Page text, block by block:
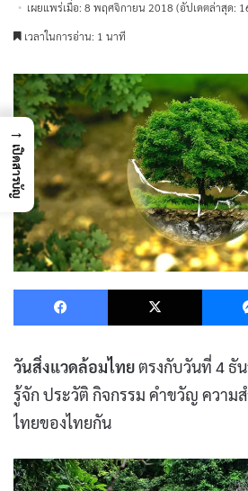
เผยแพร่เมื่อ: 8 พฤศจิกายน 2018 (อัปเดตล่าสุด:
เวลาในการอ่าน: 1 นาที
Facebook X
วันสิ่งแวดล้อมไทยตรงกับวันที่ 4 ธั
รู้จัก ประวัติ กิจกรรม คำขวัญ ความ
ไทยของไทยกัน
→
เปิดสารบัญ